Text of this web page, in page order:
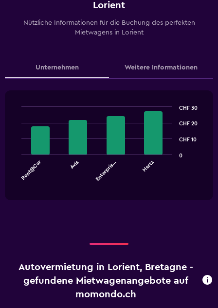
Lorient
Nützliche Informationen für die Buchung des perfekten
Mietwagens in Lorient
Unternehmen Weitere Informationen
chart
chart
The
chart
has
graphic.
Rent@Car Avis Enterpris… Hertz
0
CHF 10
CHF 20
CHF 30
End
Autovermietung in Lorient, Bretagne -
gefundene Mietwagenangebote auf
momondo.ch